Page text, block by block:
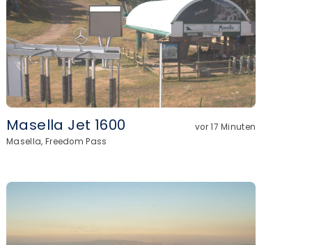
Masella Jet 1600
vor 17 Minuten
Masella, Freedom Pass